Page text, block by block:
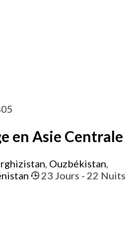
en Asie Centrale
Ouzbékistan
23 Jours - 22 Nuits